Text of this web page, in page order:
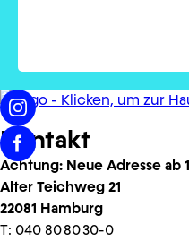
Kontakt
Achtung: Neue Adresse ab
Alter Teichweg 21
22081 Hamburg
T: 040 80 80 30-0